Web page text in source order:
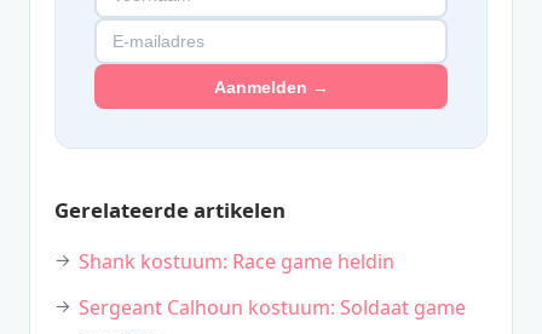
Aanmelden →
Gerelateerde artikelen
Shank kostuum: Race game heldin
Sergeant Calhoun kostuum: Soldaat game